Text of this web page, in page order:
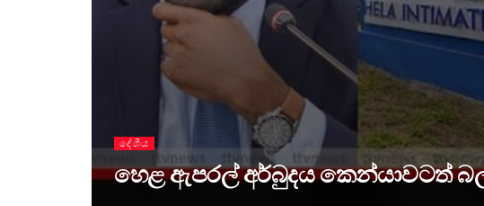
දේශීය
හෙළ ඇපරල් අර්බුදය කෙන්යාවටත්